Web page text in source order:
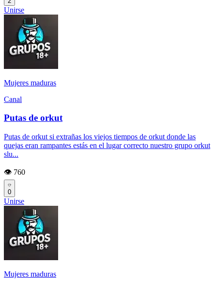
Unirse
Mujeres maduras
Canal
Putas de orkut
Putas de orkut si extrañas los viejos tiempos de orkut donde las
quejas eran rampantes estás en el lugar correcto nuestro grupo orkut
slu...
👁️ 760
0
Unirse
Mujeres maduras